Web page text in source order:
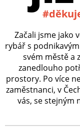
Začali jsme jako
rybář s
svém městě a
zanedlouho
prostory. Po více
zaměstnanci, v
vás, se stejným